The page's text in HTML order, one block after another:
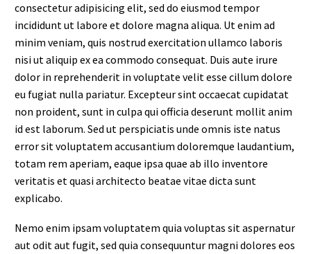
consectetur adipisicing elit, sed do eiusmod tempor
incididunt ut labore et dolore magna aliqua. Ut enim ad
minim veniam, quis nostrud exercitation ullamco laboris
nisi ut aliquip ex ea commodo consequat. Duis aute irure
dolor in reprehenderit in voluptate velit esse cillum dolore
eu fugiat nulla pariatur. Excepteur sint occaecat cupidatat
non proident, sunt in culpa qui officia deserunt mollit anim
id est laborum. Sed ut perspiciatis unde omnis iste natus
error sit voluptatem accusantium doloremque laudantium,
totam rem aperiam, eaque ipsa quae ab illo inventore
veritatis et quasi architecto beatae vitae dicta sunt
explicabo.
Nemo enim ipsam voluptatem quia voluptas sit aspernatur
aut odit aut fugit, sed quia consequuntur magni dolores eos